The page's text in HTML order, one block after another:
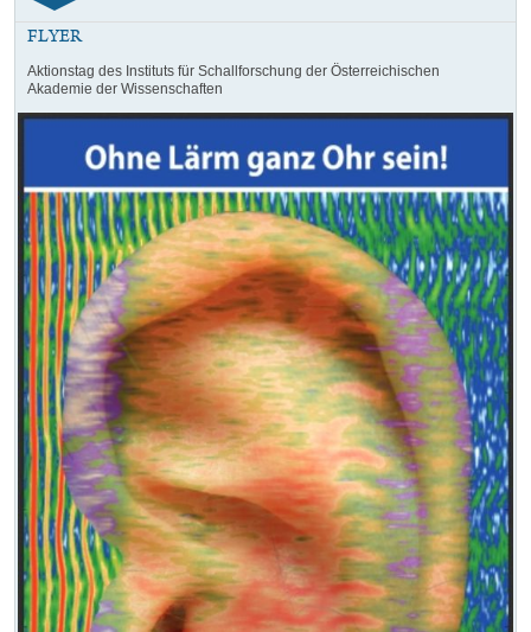
FLYER
Aktionstag des Instituts für Schallforschung der Österreichischen
Akademie der Wissenschaften